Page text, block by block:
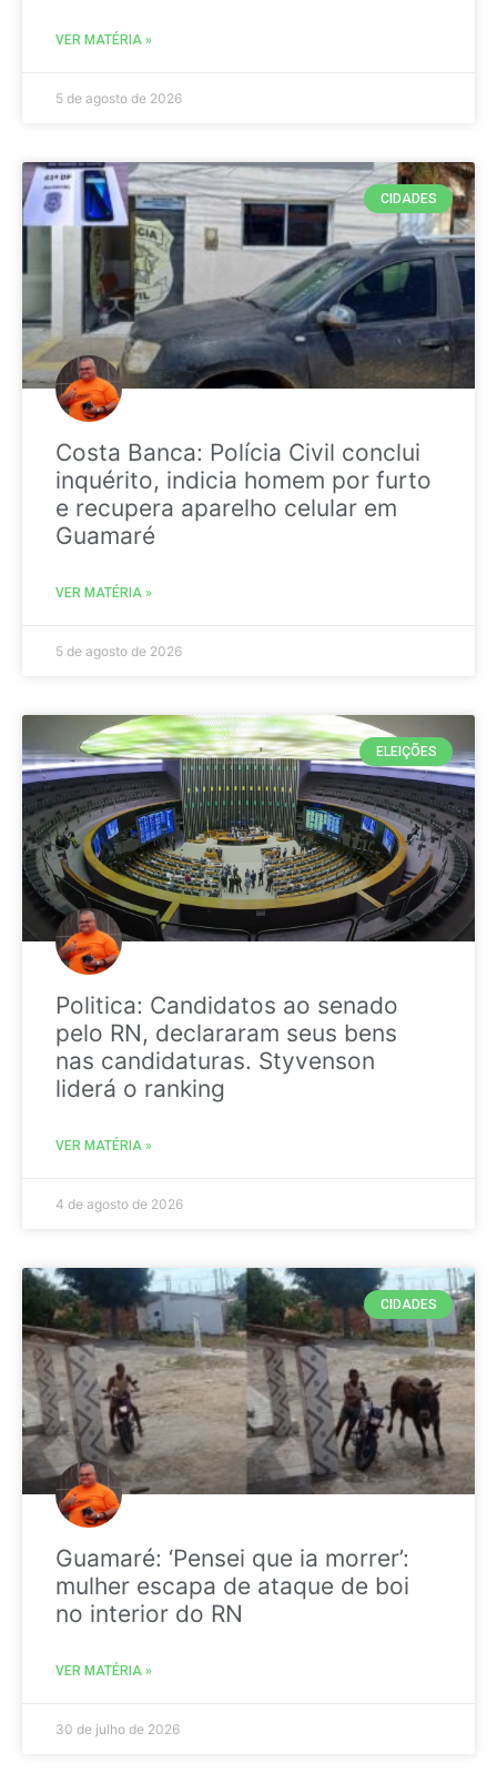
VER MATÉRIA »
5 de agosto de 2026
CIDADES
Costa Banca: Polícia Civil conclui
inquérito, indicia homem por furto
e recupera aparelho celular em
Guamaré
VER MATÉRIA »
5 de agosto de 2026
ELEIÇÕES
Politica: Candidatos ao senado
pelo RN, declararam seus bens
nas candidaturas. Styvenson
liderá o ranking
VER MATÉRIA »
4 de agosto de 2026
CIDADES
Guamaré: ‘Pensei que ia morrer’:
mulher escapa de ataque de boi
no interior do RN
VER MATÉRIA »
30 de julho de 2026